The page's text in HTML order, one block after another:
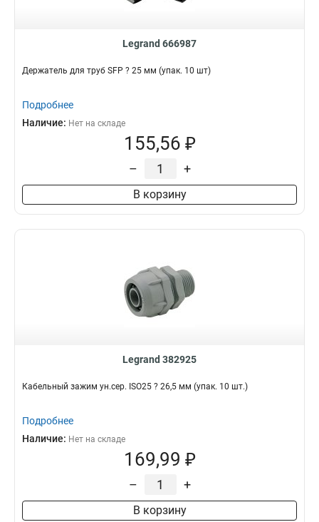
Legrand 666987
Держатель для труб SFP ? 25 мм (упак. 10 шт)
Подробнее
Наличие: Нет на складе
155,56 ₽
– +
В корзину
Legrand 382925
Кабельный зажим ун.сер. ISO25 ? 26,5 мм (упак. 10 шт.)
Подробнее
Наличие: Нет на складе
169,99 ₽
– +
В корзину